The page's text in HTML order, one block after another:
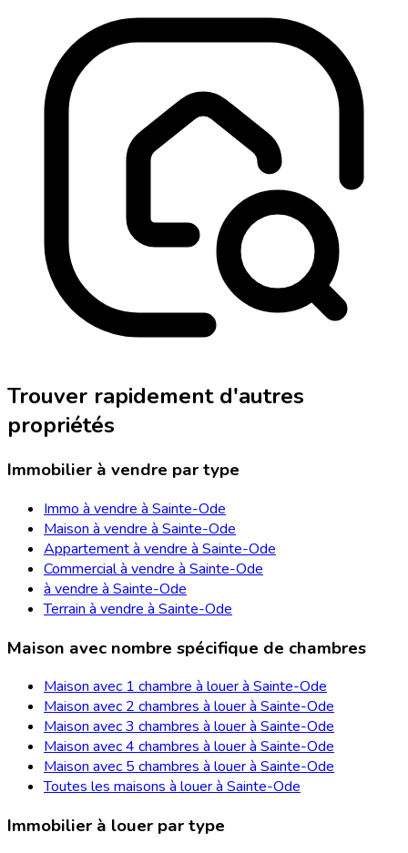
Trouver rapidement d'autres
propriétés
Immobilier à vendre par type
Immo à vendre à Sainte-Ode
Maison à vendre à Sainte-Ode
Appartement à vendre à Sainte-Ode
Commercial à vendre à Sainte-Ode
à vendre à Sainte-Ode
Terrain à vendre à Sainte-Ode
Maison avec nombre spécifique de chambres
Maison avec 1 chambre à louer à Sainte-Ode
Maison avec 2 chambres à louer à Sainte-Ode
Maison avec 3 chambres à louer à Sainte-Ode
Maison avec 4 chambres à louer à Sainte-Ode
Maison avec 5 chambres à louer à Sainte-Ode
Toutes les maisons à louer à Sainte-Ode
Immobilier à louer par type